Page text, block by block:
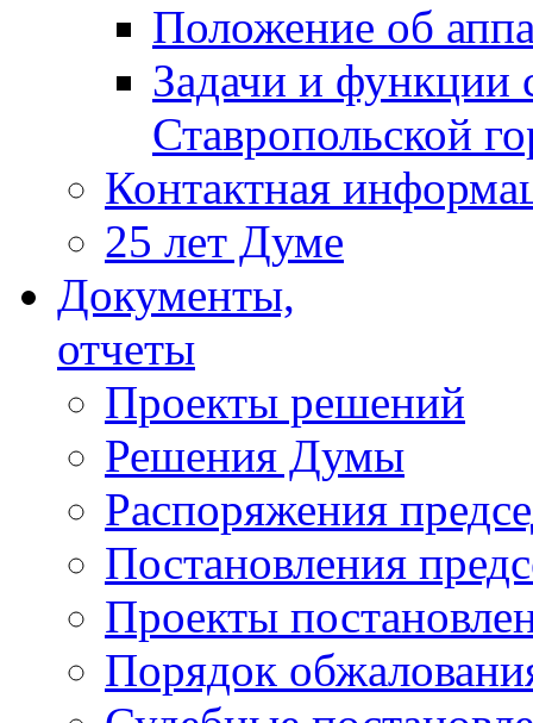
Положение об
Задачи и функции
Ставропольской
Контактная
25 лет Думе
Документы,
отчеты
Проекты решений
Решения Думы
Распоряжения
Постановления
Проекты
Порядок